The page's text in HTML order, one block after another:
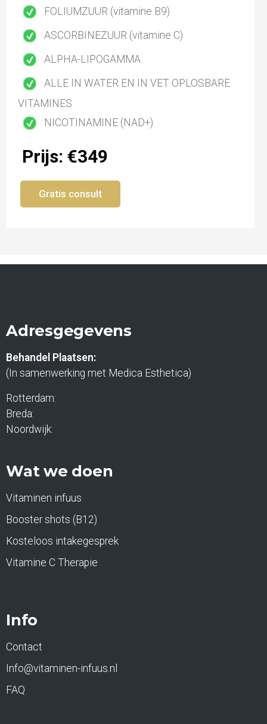
FOLIUMZUUR (vitamine B9)
ASCORBINEZUUR (vitamine C)
ALPHA-LIPOGAMMA
ALLE IN WATER EN IN VET OPLOSBARE
VITAMINES
NICOTINAMINE (NAD+)
Prijs: €349
Gratis consult
Adresgegevens
Behandel Plaatsen:
(In samenwerking met Medica Esthetica)
Rotterdam:
Breda:
Noordwijk:
Wat we doen
Vitaminen infuus
Booster shots (B12)
Kosteloos intakegesprek
Vitamine C Therapie
Info
Contact
Info@vitaminen-infuus.nl
FAQ